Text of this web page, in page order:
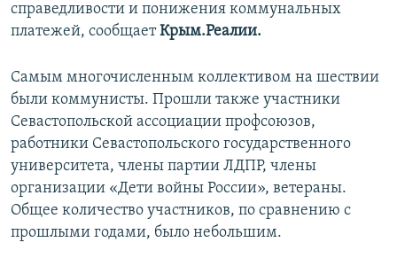
справедливости и понижения коммунальных
платежей, сообщаетКрым.Реалии.
Самым многочисленным коллективом на шествии
были коммунисты. Прошли также участники
Севастопольской ассоциации профсоюзов,
работники Севастопольского государственного
университета, члены партии ЛДПР, члены
организации «Дети войны России», ветераны.
Общее количество участников, по сравнению с
прошлыми годами, было небольшим.